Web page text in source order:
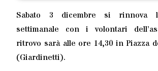
Sabato 3 dicembre si rinnova
settimanale con i volontari
ritrovo sarà alle ore 14,30 in Piazza
(Giardinetti).